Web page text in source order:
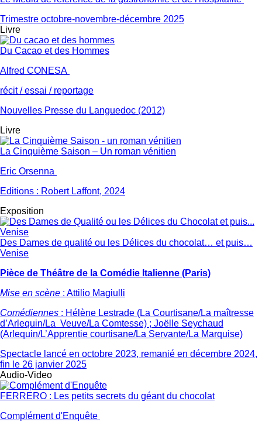
Trimestre octobre-novembre-décembre 2025
Livre
Du Cacao et des Hommes
Alfred CONESA
récit / essai / reportage
Nouvelles Presse du Languedoc (2012)
Livre
La Cinquième Saison – Un roman vénitien
Eric Orsenna
Editions : Robert Laffont, 2024
Exposition
Des Dames de qualité ou les Délices du chocolat… et puis…
Venise
Pièce de Théâtre de la Comédie Italienne (Paris)
Mise en scène : Attilio Magiulli
Comédiennes : Hélène Lestrade (La Courtisane/La maîtresse
d’Arlequin/La Veuve/La Comtesse) ; Joëlle Seychaud
(Arlequin/L’Apprentie courtisane/La Servante/La Marquise)
Spectacle lancé en octobre 2023, remanié en décembre 2024,
fin le 26 janvier 2025
Audio-Video
FERRERO : Les petits secrets du géant du chocolat
Complément d'Enquête